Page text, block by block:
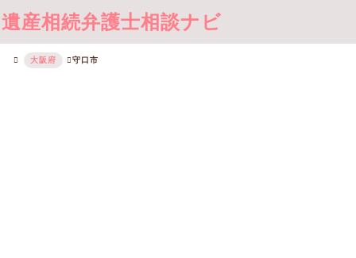
遺産相続弁護士相談ナビ
大阪府 守口市